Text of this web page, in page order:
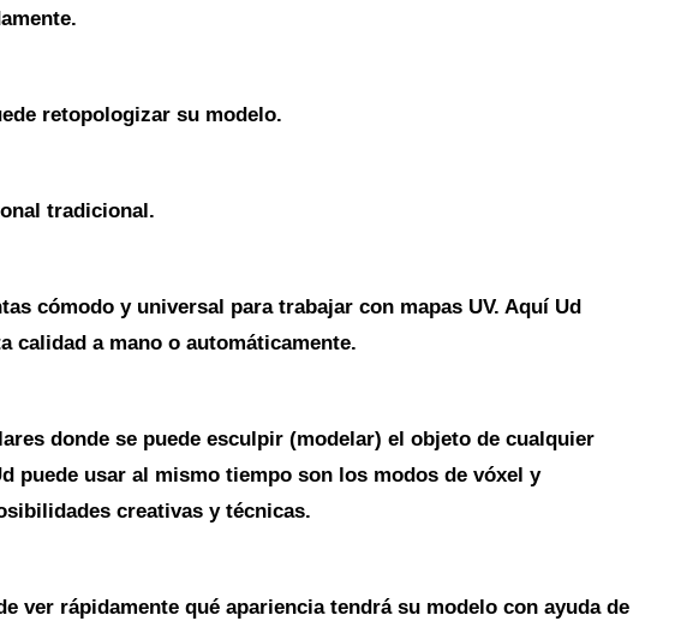
retopologizar su modelo.
tradicional.
cómodo y universal para trabajar con mapas UV. Aquí Ud
calidad a mano o automáticamente.
donde se puede esculpir (modelar) el objeto de cualquier
puede usar al mismo tiempo son los modos de vóxel y
creativas y técnicas.
ver rápidamente qué apariencia tendrá su modelo con ayuda de